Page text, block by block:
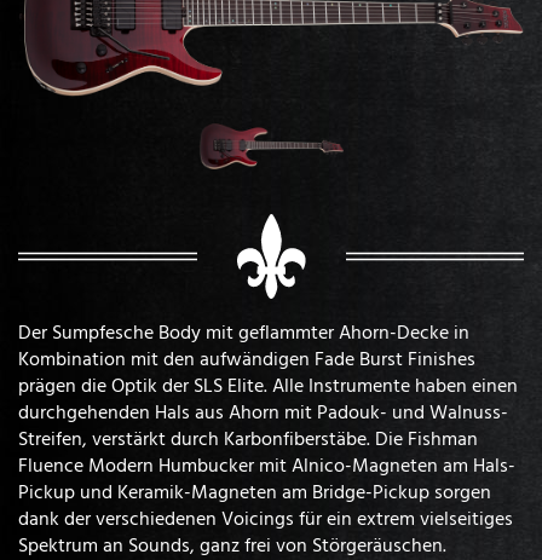
Der Sumpfesche Body mit geflammter Ahorn-Decke in
Kombination mit den aufwändigen Fade Burst Finishes
prägen die Optik der SLS Elite. Alle Instrumente haben einen
durchgehenden Hals aus Ahorn mit Padouk- und Walnuss-
Streifen, verstärkt durch Karbonfiberstäbe. Die Fishman
Fluence Modern Humbucker mit Alnico-Magneten am Hals-
Pickup und Keramik-Magneten am Bridge-Pickup sorgen
dank der verschiedenen Voicings für ein extrem vielseitiges
Spektrum an Sounds, ganz frei von Störgeräuschen.